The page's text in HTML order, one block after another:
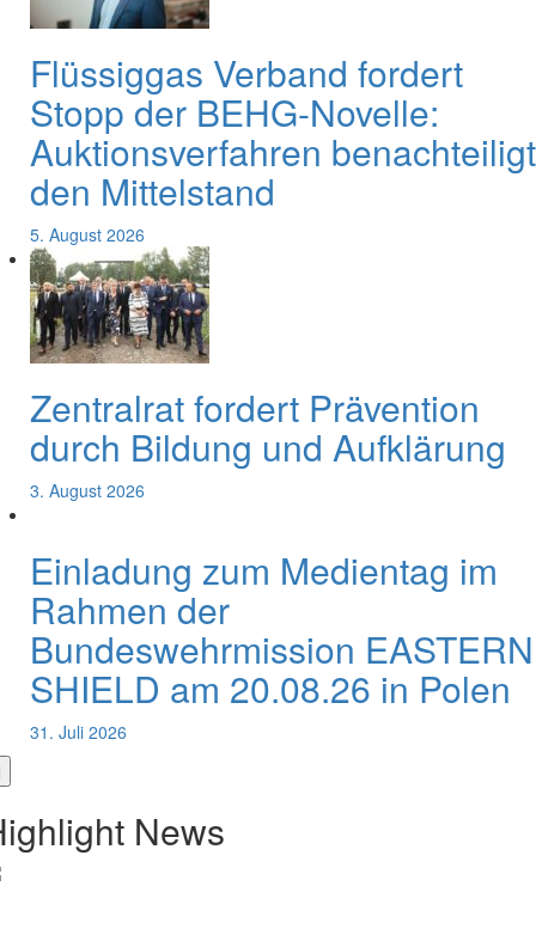
Flüssiggas Verband fordert
Stopp der BEHG-Novelle:
Auktionsverfahren benachteiligt
den Mittelstand
5. August 2026
Zentralrat fordert Prävention
durch Bildung und Aufklärung
3. August 2026
Einladung zum Medientag im
Rahmen der
Bundeswehrmission EASTERN
SHIELD am 20.08.26 in Polen
31. Juli 2026
News